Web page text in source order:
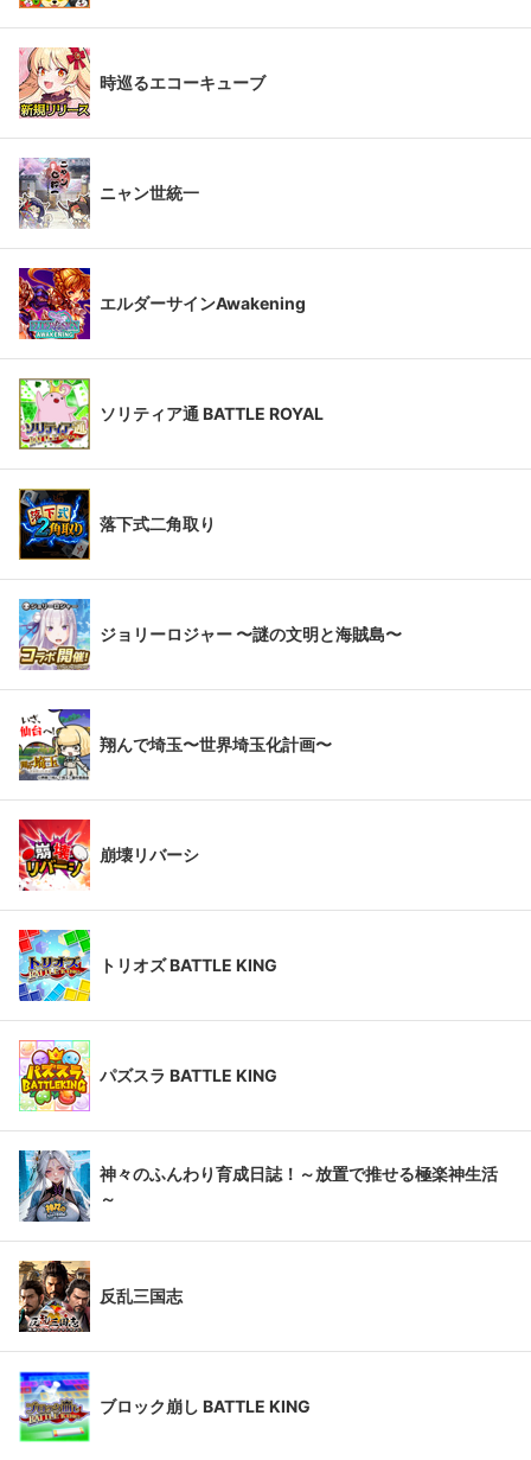
時巡るエコーキューブ
ニャン世統一
エルダーサインAwakening
ソリティア通 BATTLE ROYAL
落下式二角取り
ジョリーロジャー 〜謎の文明と海賊島〜
翔んで埼玉〜世界埼玉化計画〜
崩壊リバーシ
トリオズ BATTLE KING
パズスラ BATTLE KING
神々のふんわり育成日誌！～放置で推せる極楽神生活
～
反乱三国志
ブロック崩し BATTLE KING